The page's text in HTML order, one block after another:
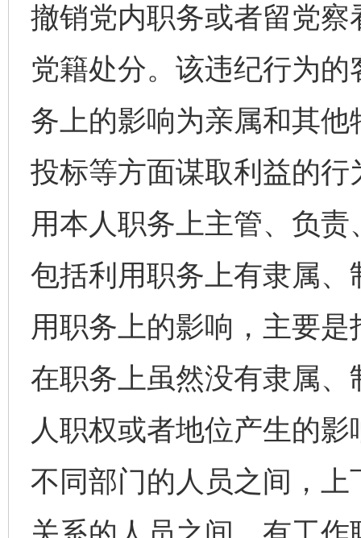
撤销党内职务或者留党
党籍处分。该违纪行为
务上的影响为亲属和其
投标等方面谋取利益的
用本人职务上主管、负
包括利用职务上有隶属
用职务上的影响，主要
在职务上虽然没有隶属
人职权或者地位产生的
不同部门的人员之间，